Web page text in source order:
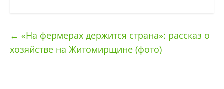
← «На фермерах держится страна»: рассказ о
хозяйстве на Житомирщине (фото)